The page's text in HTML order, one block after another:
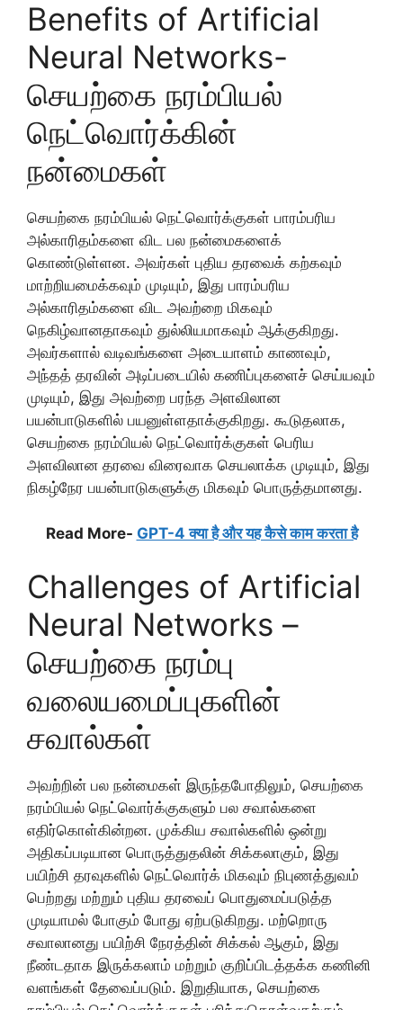
Benefits of Artificial
Neural Networks-
செயற்கை நரம்பியல்
நெட்வொர்க்கின்
நன்மைகள்
செயற்கை நரம்பியல் நெட்வொர்க்குகள் பாரம்பரிய
அல்காரிதம்களை விட பல நன்மைகளைக்
கொண்டுள்ளன. அவர்கள் புதிய தரவைக் கற்கவும்
மாற்றியமைக்கவும் முடியும், இது பாரம்பரிய
அல்காரிதம்களை விட அவற்றை மிகவும்
நெகிழ்வானதாகவும் துல்லியமாகவும் ஆக்குகிறது.
அவர்களால் வடிவங்களை அடையாளம் காணவும்,
அந்தத் தரவின் அடிப்படையில் கணிப்புகளைச் செய்யவும்
முடியும், இது அவற்றை பரந்த அளவிலான
பயன்பாடுகளில் பயனுள்ளதாக்குகிறது. கூடுதலாக,
செயற்கை நரம்பியல் நெட்வொர்க்குகள் பெரிய
அளவிலான தரவை விரைவாக செயலாக்க முடியும், இது
நிகழ்நேர பயன்பாடுகளுக்கு மிகவும் பொருத்தமானது.
Read More- GPT-4 क्या है और यह कैसे काम करता है
Challenges of Artificial
Neural Networks –
செயற்கை நரம்பு
வலையமைப்புகளின்
சவால்கள்
அவற்றின் பல நன்மைகள் இருந்தபோதிலும், செயற்கை
நரம்பியல் நெட்வொர்க்குகளும் பல சவால்களை
எதிர்கொள்கின்றன. முக்கிய சவால்களில் ஒன்று
அதிகப்படியான பொருத்துதலின் சிக்கலாகும், இது
பயிற்சி தரவுகளில் நெட்வொர்க் மிகவும் நிபுணத்துவம்
பெற்றது மற்றும் புதிய தரவைப் பொதுமைப்படுத்த
முடியாமல் போகும் போது ஏற்படுகிறது. மற்றொரு
சவாலானது பயிற்சி நேரத்தின் சிக்கல் ஆகும், இது
நீண்டதாக இருக்கலாம் மற்றும் குறிப்பிடத்தக்க கணினி
வளங்கள் தேவைப்படும். இறுதியாக, செயற்கை